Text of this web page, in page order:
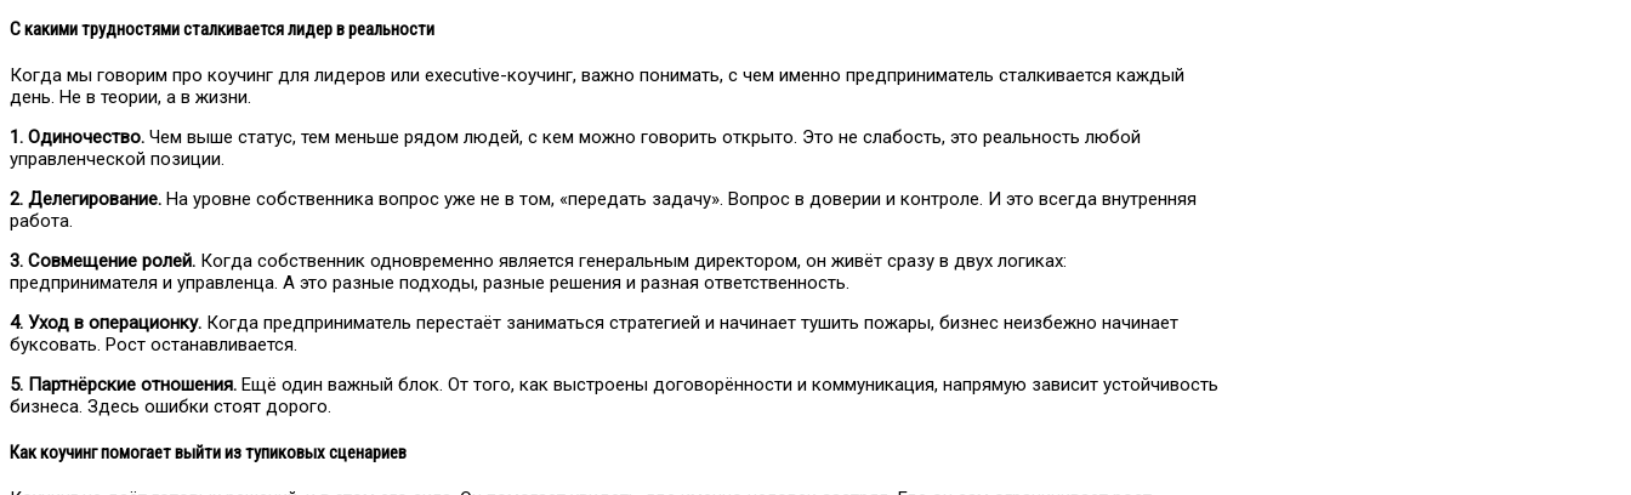
С какими трудностями сталкивается лидер в реальности
Когда мы говорим про коучинг для лидеров или еxecutive-коучинг, важно понимать, с чем именно предприниматель сталкивается каждый
день. Не в теории, а в жизни.
1. Одиночество. Чем выше статус, тем меньше рядом людей, с кем можно говорить открыто. Это не слабость, это реальность любой
управленческой позиции.
2. Делегирование. На уровне собственника вопрос уже не в том, «передать задачу». Вопрос в доверии и контроле. И это всегда внутренняя
работа.
3. Совмещение ролей. Когда собственник одновременно является генеральным директором, он живёт сразу в двух логиках:
предпринимателя и управленца. А это разные подходы, разные решения и разная ответственность.
4. Уход в операционку. Когда предприниматель перестаёт заниматься стратегией и начинает тушить пожары, бизнес неизбежно начинает
буксовать. Рост останавливается.
5. Партнёрские отношения. Ещё один важный блок. От того, как выстроены договорённости и коммуникация, напрямую зависит устойчивость
бизнеса. Здесь ошибки стоят дорого.
Как коучинг помогает выйти из тупиковых сценариев